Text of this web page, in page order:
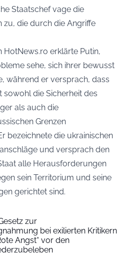
Staatschef vage die
zu, die durch die Angriffe
HotNews.ro erklärte Putin,
sehe, sich ihrer bewusst
während er versprach, dass
sowohl die Sicherheit des
als auch die
Grenzen
bezeichnete die ukrainischen
und versprach den
alle Herausforderungen
sein Territorium und seine
gerichtet sind.
zur
bei exilierten Kritikern
Angst“ vor den